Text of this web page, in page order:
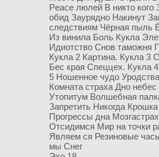
Peace люлей В никто кого
обид Заурядно Накинут
следствиям Чёрная пыль
Из винила Боль Кукла
Идиотство Снов таможня
Кукла 2 Картина. Кукла 3
Бес края Спеццех. Кукла 4
5 Ношенное чудо Уродства
Комната страха Дно небес
Утопитум Волшебная
Запретить Никогда
Прогрессы дна Мозгастрах
Отсидимся Мир на точки
Являем ся Резиновые
мы Снег